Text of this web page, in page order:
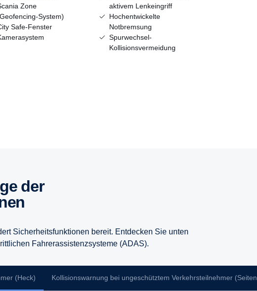
Zone
System)
Safe-Fenster
aktivem Lenkeingriff
Hochentwickelte
Notbremsung
Spurwechsel-
Kollisionsvermeidung
Sicherheitsfunktionen bereit. Entdecken Sie unten
Fahrerassistenzsysteme (ADAS).
(Heck) Kollisionswarnung bei ungeschütztem Verkehrsteilnehmer